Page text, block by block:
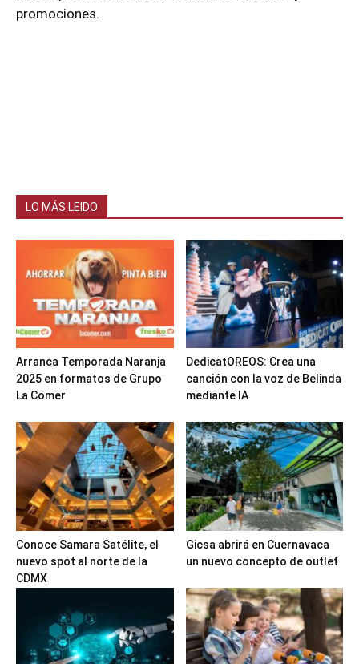
promociones.
LO MÁS LEIDO
Arranca Temporada Naranja
2025 en formatos de Grupo
La Comer
DedicatOREOS: Crea una
canción con la voz de Belinda
mediante IA
Conoce Samara Satélite, el
nuevo spot al norte de la
CDMX
Gicsa abrirá en Cuernavaca
un nuevo concepto de outlet